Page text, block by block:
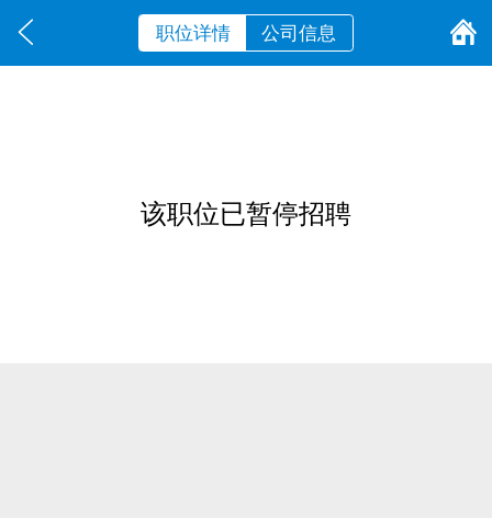
职位详情 公司信息
该职位已暂停招聘